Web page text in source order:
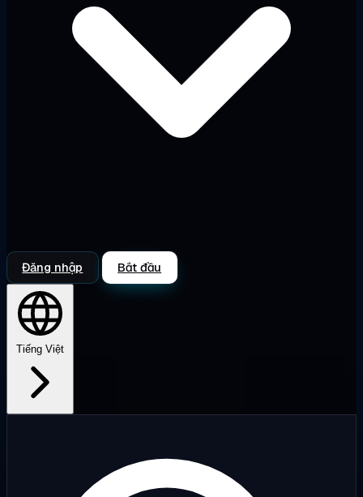
Đăng nhập Bắt đầu
Tiếng Việt